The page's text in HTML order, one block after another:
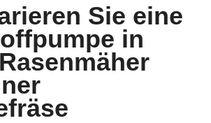
Sie eine
in